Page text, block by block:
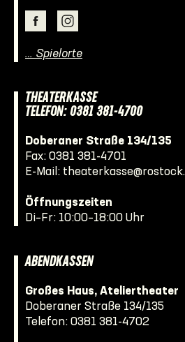
… Spielorte
THEATERKASSE
TELEFON: 0381 381-4700
Doberaner Straße 134/135
Fax: 0381 381-4701
E-Mail:
Öffnungszeiten
Di–Fr: 10:00–18:00 Uhr
ABENDKASSEN
Großes Haus, Ateliertheater
Doberaner Straße 134/135
Telefon: 0381 381-4702